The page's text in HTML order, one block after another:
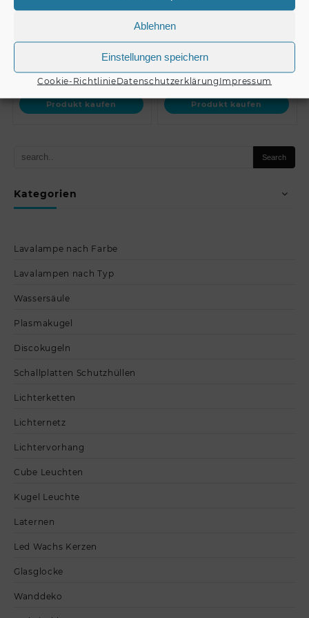
Ablehnen
Einstellungen speichern
Cookie-RichtlinieDatenschutzerklärung Impressum
Kategorien
Lavalampe nach Farbe
Lavalampen nach Typ
Wassersäule
Plasmakugel
Discokugeln
Schallplatten Schutzhüllen
Lichterketten
Lichternetz
Lichtervorhang
Cube Leuchten
Kugel Leuchte
Laternen
Led Wachs Kerzen
Glasglocke
Wanddeko
Kettenverbindungsglied/Stahlseil/Fang…
Produkt kaufen
Screen /
x…
Produkt kaufen